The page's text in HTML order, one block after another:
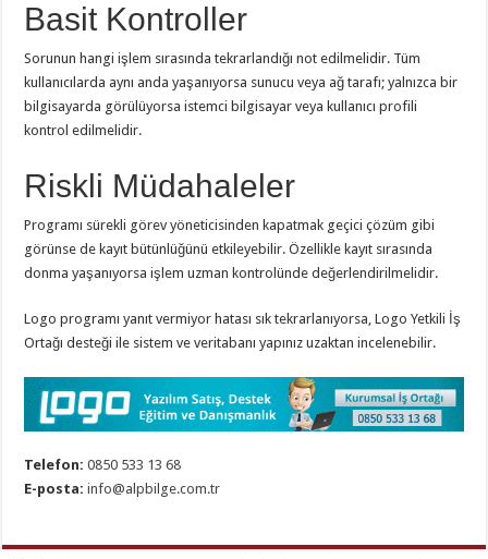
Basit Kontroller
Sorunun hangi işlem sırasında tekrarlandığı not edilmelidir. Tüm
kullanıcılarda aynı anda yaşanıyorsa sunucu veya ağ tarafı; yalnızca bir
bilgisayarda görülüyorsa istemci bilgisayar veya kullanıcı profili
kontrol edilmelidir.
Riskli Müdahaleler
Programı sürekli görev yöneticisinden kapatmak geçici çözüm gibi
görünse de kayıt bütünlüğünü etkileyebilir. Özellikle kayıt sırasında
donma yaşanıyorsa işlem uzman kontrolünde değerlendirilmelidir.
Logo programı yanıt vermiyor hatası sık tekrarlanıyorsa, Logo Yetkili İş
Ortağı desteği ile sistem ve veritabanı yapınız uzaktan incelenebilir.
Telefon: 0850 533 13 68
E-posta: info@alpbilge.com.tr